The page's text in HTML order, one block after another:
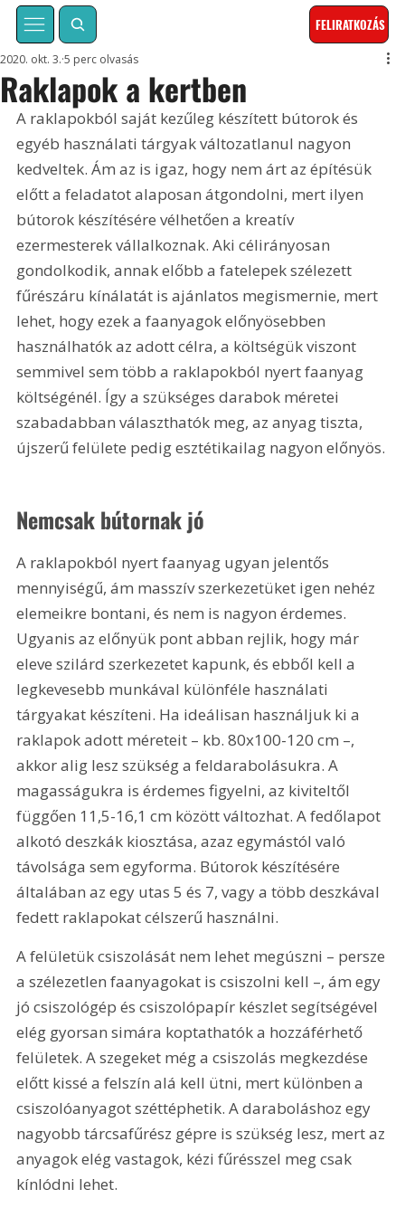
FELIRATKOZÁS
Raklapok a kertben
2020. okt. 3. 5 perc olvasás
A raklapokból saját kezűleg készített bútorok és
egyéb használati tárgyak változatlanul nagyon
kedveltek. Ám az is igaz, hogy nem árt az építésük
előtt a feladatot alaposan átgondolni, mert ilyen
bútorok készítésére vélhetően a kreatív
ezermesterek vállalkoznak. Aki célirányosan
gondolkodik, annak előbb a fatelepek szélezett
fűrészáru kínálatát is ajánlatos megismernie, mert
lehet, hogy ezek a faanyagok előnyösebben
használhatók az adott célra, a költségük viszont
semmivel sem több a raklapokból nyert faanyag
költségénél. Így a szükséges darabok méretei
szabadabban választhatók meg, az anyag tiszta,
újszerű felülete pedig esztétikailag nagyon előnyös.
Nemcsak bútornak jó
A raklapokból nyert faanyag ugyan jelentős
mennyiségű, ám masszív szerkezetüket igen nehéz
elemeikre bontani, és nem is nagyon érdemes.
Ugyanis az előnyük pont abban rejlik, hogy már
eleve szilárd szerkezetet kapunk, és ebből kell a
legkevesebb munkával különféle használati
tárgyakat készíteni. Ha ideálisan használjuk ki a
raklapok adott méreteit – kb. 80x100-120 cm –,
akkor alig lesz szükség a feldarabolásukra. A
magasságukra is érdemes figyelni, az kiviteltől
függően 11,5-16,1 cm között változhat. A fedőlapot
alkotó deszkák kiosztása, azaz egymástól való
távolsága sem egyforma. Bútorok készítésére
általában az egy utas 5 és 7, vagy a több deszkával
fedett raklapokat célszerű használni.
A felületük csiszolását nem lehet megúszni – persze
a szélezetlen faanyagokat is csiszolni kell –, ám egy
jó csiszológép és csiszolópapír készlet segítségével
elég gyorsan simára koptathatók a hozzáférhető
felületek. A szegeket még a csiszolás megkezdése
előtt kissé a felszín alá kell ütni, mert különben a
csiszolóanyagot széttéphetik. A daraboláshoz egy
nagyobb tárcsafűrész gépre is szükség lesz, mert az
anyagok elég vastagok, kézi fűrésszel meg csak
kínlódni lehet.